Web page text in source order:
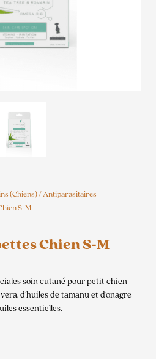
(Chiens)/Antiparasitaires
S-M
Chien S-M
soin cutané pour petit chien
d’huiles de tamanu et d’onagre
essentielles.